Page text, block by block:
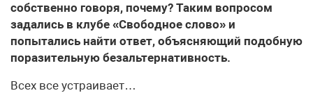
собственно говоря, почему? Таким вопросом
задались в клубе «Свободное слово» и
попытались найти ответ, объясняющий подобную
поразительную безальтернативность.
Всех все устраивает…